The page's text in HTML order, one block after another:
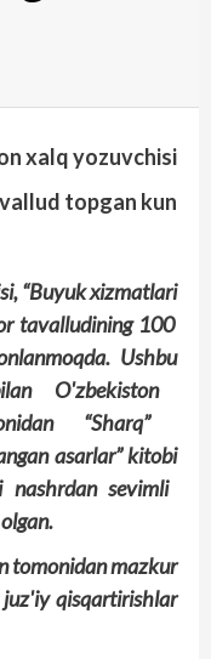
xalq yozuvchisi
topgan kun
, “Buyukxizmatlari
tavalludining100
. Ushbu
O'zbekiston
“Sharq”
asarlar” kitobi
nashrdansevimli
.
tomonidan mazkur
qisqartirishlar